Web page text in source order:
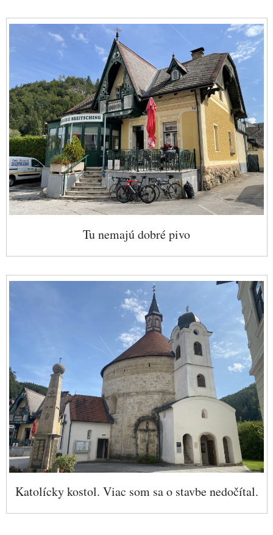
Tu nemajú dobré pivo
Katolícky kostol. Viac som sa o stavbe nedočítal.